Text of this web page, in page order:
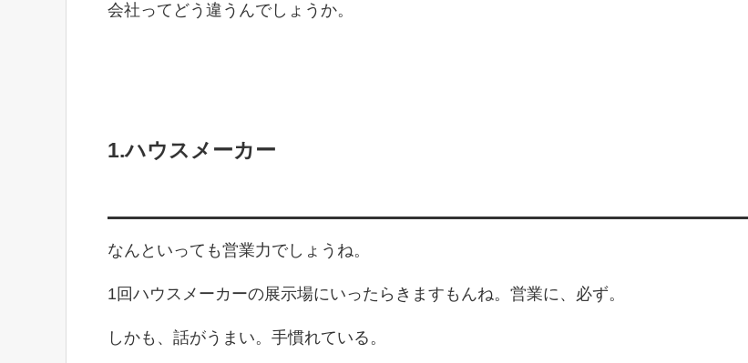
会社ってどう違うんでしょうか。
1.ハウスメーカー
なんといっても営業力でしょうね。
1回ハウスメーカーの展示場にいったらきますもんね。営業に、必ず。
しかも、話がうまい。手慣れている。